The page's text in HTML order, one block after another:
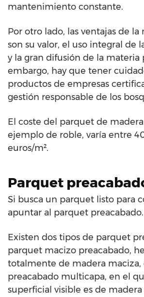
mantenimiento constante.
Por otro lado, las ventajas de
son su valor, el uso integral de
y la gran difusión de la materia
embargo, hay que tener
productos de empresas
gestión responsable de los
El coste del parquet de
ejemplo de roble, varía entre
euros/m².
Parquet
Si busca un parquet listo para
apuntar al parquet preacabado.
Existen dos tipos de parquet
parquet macizo preacabado,
totalmente de madera maciza,
preacabado multicapa, en el
superficial visible es de madera